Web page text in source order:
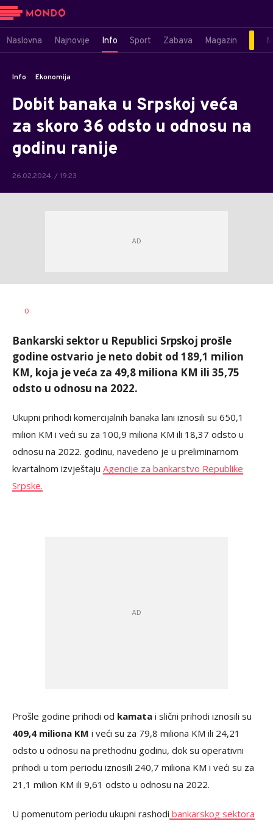
Naslovna Najnovije Info Sport Zabava Magazin
Info Ekonomija
Dobit banaka u Srpskoj veća
za skoro 36 odsto u odnosu na
godinu ranije
26.02.2024. / 19:23
AUTOR
0
Bankarski sektor u Republici Srpskoj prošle
godine ostvario je neto dobit od 189,1 milion
KM, koja je veća za 49,8 miliona KM ili 35,75
odsto u odnosu na 2022.
Ukupni prihodi komercijalnih banaka lani iznosili su 650,1
milion KM i veći su za 100,9 miliona KM ili 18,37 odsto u
odnosu na 2022. godinu, navedeno je u preliminarnom
kvartalnom izvještaju Agencije za bankarstvo Republike
Srpske.
Prošle godine prihodi od kamata i slični prihodi iznosili su
409,4 miliona KM i veći su za 79,8 miliona KM ili 24,21
odsto u odnosu na prethodnu godinu, dok su operativni
prihodi u tom periodu iznosili 240,7 miliona KM i veći su za
21,1 milion KM ili 9,61 odsto u odnosu na 2022.
U pomenutom periodu ukupni rashodi bankarskog sektora